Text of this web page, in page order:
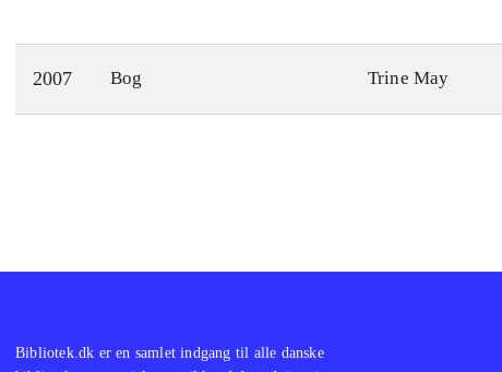
2007 Bog Trine May
Bibliotek.dk er en samlet indgang til alle danske